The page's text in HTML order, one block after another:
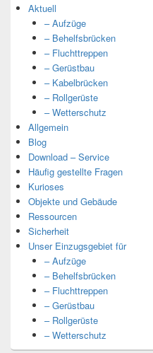
Aktuell
– Aufzüge
– Behelfsbrücken
– Fluchttreppen
– Gerüstbau
– Kabelbrücken
– Rollgerüste
– Wetterschutz
Allgemein
Blog
Download – Service
Häufig gestellte Fragen
Kurioses
Objekte und Gebäude
Ressourcen
Sicherheit
Unser Einzugsgebiet für
– Aufzüge
– Behelfsbrücken
– Fluchttreppen
– Gerüstbau
– Rollgerüste
– Wetterschutz